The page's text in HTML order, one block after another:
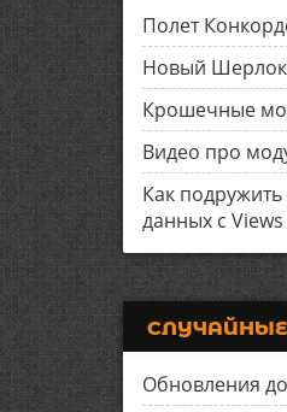
Полет
Новый Шерлок
Крошечные
Видео про
Как подружить
данных с Views
Обновления